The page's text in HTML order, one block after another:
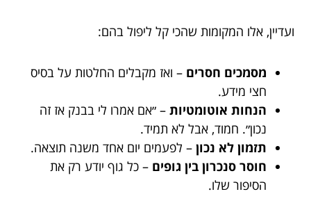
ועדיין, אלו המקומות שהכי קל ליפול בהם:
מסמכים חסרים – ואז מקבלים החלטות על בסיס
חצי מידע.
הנחות אוטומטיות – ״אם אמרו לי בבנק אז זה
נכון״. חמוד, אבל לא תמיד.
תזמון לא נכון – לפעמים יום אחד משנה תוצאה.
חוסר סנכרון בין גופים – כל גוף יודע רק את
הסיפור שלו.